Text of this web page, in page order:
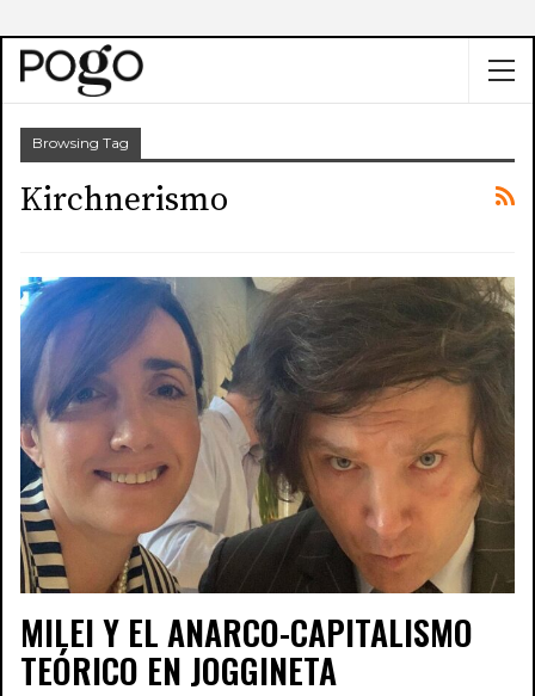
Browsing Tag
Kirchnerismo
MILEI Y EL ANARCO-CAPITALISMO
TEÓRICO EN JOGGINETA